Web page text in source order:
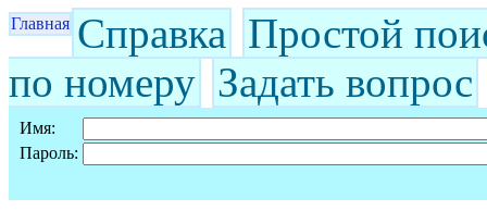
Главная Справка Простой
по номеру Задать вопрос
Имя:
Пароль: